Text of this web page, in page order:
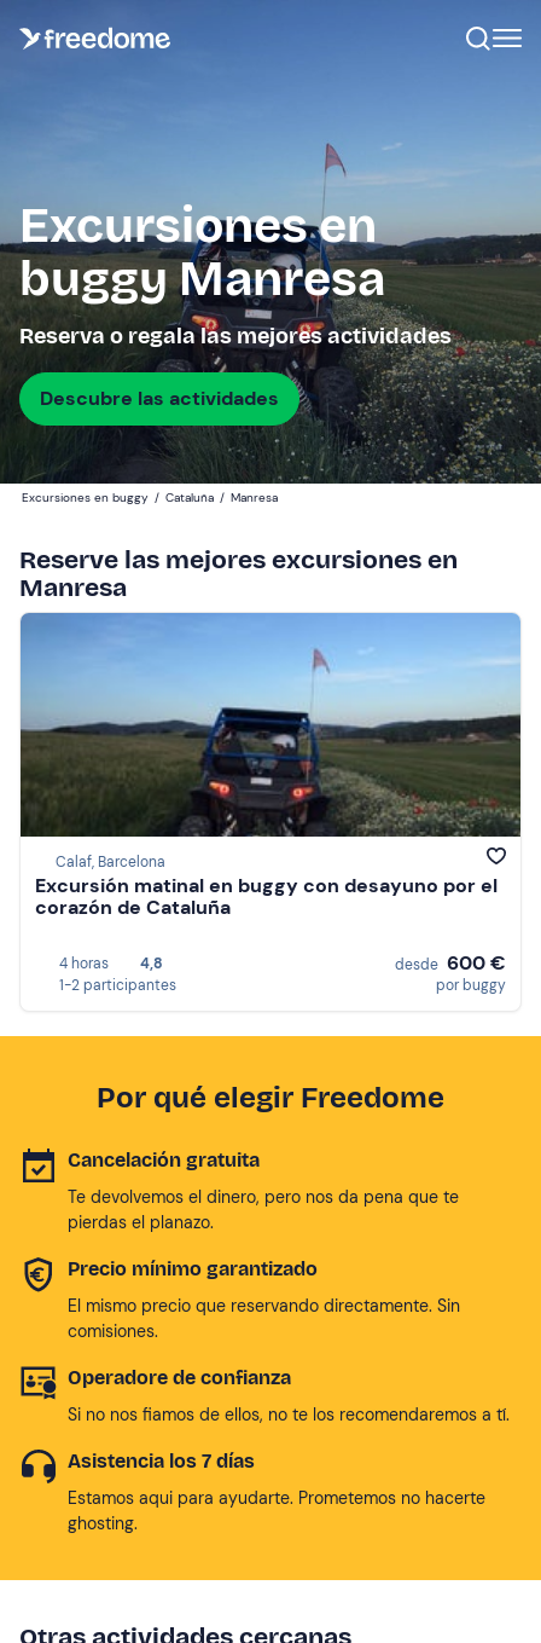
Excursiones en
buggy Manresa
Reserva o regala las mejores actividades
Descubre las actividades
Excursiones en buggy / Cataluña / Manresa
Reserve las mejores excursiones en
Manresa
Calaf, Barcelona
Excursión matinal en buggy con desayuno por el
corazón de Cataluña
4 horas
4,8
1-2 participantes
desde 600 €
por buggy
Por qué elegir Freedome
Cancelación gratuita
Te devolvemos el dinero, pero nos da pena que te
pierdas el planazo.
Precio mínimo garantizado
El mismo precio que reservando directamente. Sin
comisiones.
Operadore de confianza
Si no nos fiamos de ellos, no te los recomendaremos a tí.
Asistencia los 7 días
Estamos aqui para ayudarte. Prometemos no hacerte
ghosting.